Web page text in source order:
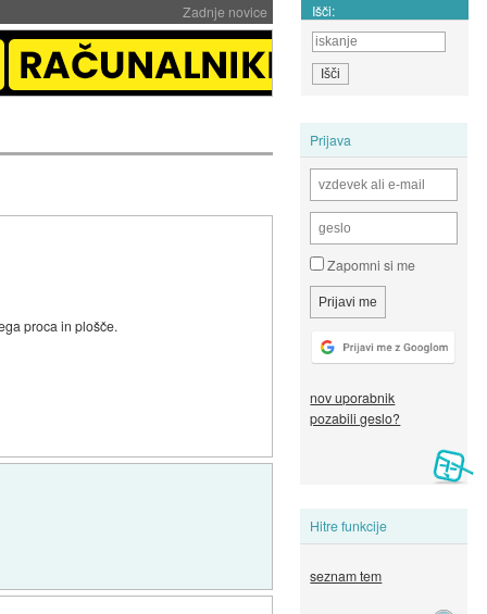
Zadnje novice Išči:
Prijava
Zapomni si me
nov uporabnik
pozabili geslo?
Hitre funkcije
seznam tem
proca in plošče.